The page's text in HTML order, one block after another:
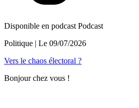
Disponible en podcast Podcast
Politique | Le 09/07/2026
Vers le chaos électoral ?
Bonjour chez vous !